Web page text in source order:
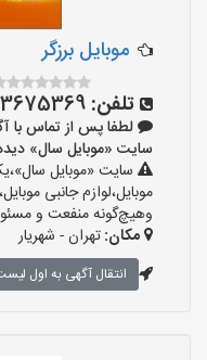
موبایل برزگر
تلفن:
لطفا پس از تماس با
سایت «موبایل سال» دیده ام و کد
سایت «موبایل
موبایل،لوازم جانبی
وهیچ‌گونه منفعت و
مکان:تهران - شهریار
انتقال آگهی به اول